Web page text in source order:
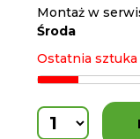
Montaż w
Środa
Ostatnia sztuka